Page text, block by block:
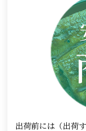
出荷前には（出荷